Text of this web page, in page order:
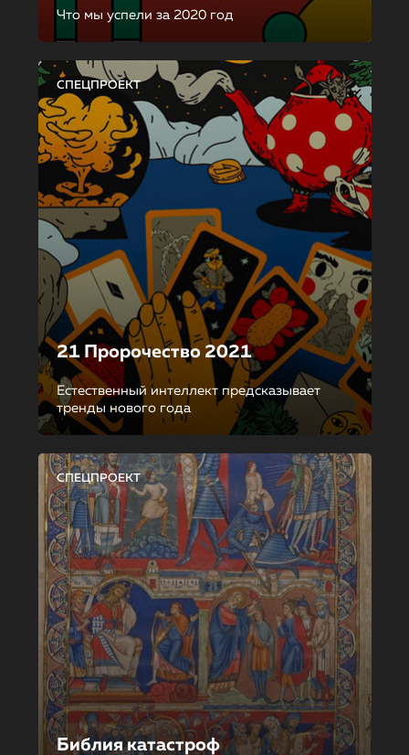
Что мы успели за 2020 год
СПЕЦПРОЕКТ
21 Пророчество 2021
Естественный интеллект предсказывает
тренды нового года
СПЕЦПРОЕКТ
Библия катастроф